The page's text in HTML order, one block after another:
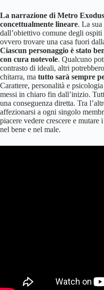
La narrazione di Metro Exodus
concettualmente lineare. La
dall’obiettivo comune degli
ovvero trovare una casa fuori
Ciascun personaggio è stato
con cura notevole. Qualcuno
contrasto di ideali, altri
chitarra, ma tutto sarà sempre
Carattere, personalità e
messi in chiaro fin dall’inizio.
una conseguenza diretta. Tra
affezionarsi a ogni singolo
piacere vedere crescere e
nel bene e nel male.